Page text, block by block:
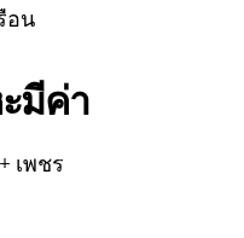
อน
มีค่า
เพชร